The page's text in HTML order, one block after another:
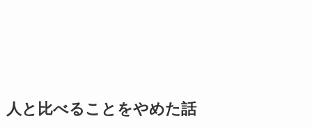
人と比べることをやめた話